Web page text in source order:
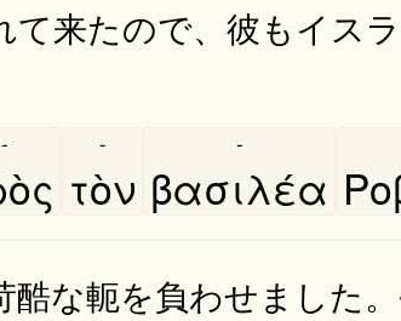
来たので、彼もイス
-
τὸν
-
βασιλέα
-
酷な軛を負わせました